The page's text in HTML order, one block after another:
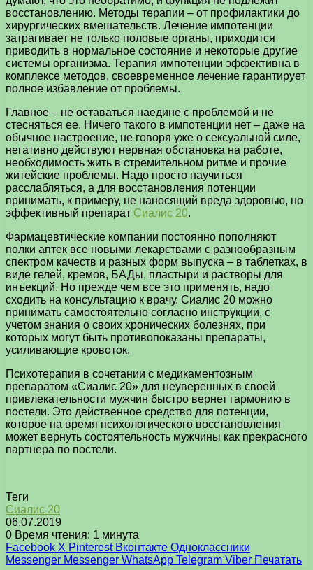
восстановлению. Методы терапии – от профилактики до
хирургических вмешательств. Лечение импотенции
затрагивает не только половые органы, приходится
приводить в нормальное состояние и некоторые другие
системы организма. Терапия импотенции эффективна в
комплексе методов, своевременное лечение гарантирует
полное избавление от проблемы.
Главное – не оставаться наедине с проблемой и не
стесняться ее. Ничего такого в импотенции нет – даже на
обычное настроение, не говоря уже о сексуальной силе,
негативно действуют нервная обстановка на работе,
необходимость жить в стремительном ритме и прочие
житейские проблемы. Надо просто научиться
расслабляться, а для восстановления потенции
принимать, к примеру, не наносящий вреда здоровью, но
эффективный препарат Сиалис 20.
Фармацевтические компании постоянно пополняют
полки аптек все новыми лекарствами с разнообразным
спектром качеств и разных форм выпуска – в таблетках, в
виде гелей, кремов, БАДы, пластыри и растворы для
инъекций. Но прежде чем все это применять, надо
сходить на консультацию к врачу. Сиалис 20 можно
принимать самостоятельно согласно инструкции, с
учетом знания о своих хронических болезнях, при
которых могут быть противопоказаны препараты,
усиливающие кровоток.
Психотерапия в сочетании с медикаментозным
препаратом «Сиалис 20» для неуверенных в своей
привлекательности мужчин быстро вернет гармонию в
постели. Это действенное средство для потенции,
которое на время психологического восстановления
может вернуть состоятельность мужчины как прекрасного
партнера по постели.
Теги
Сиалис 20
06.07.2019
0 Время чтения: 1 минута
Facebook X Pinterest Вконтакте Одноклассники
Messenger Messenger WhatsApp Telegram Viber Печатать